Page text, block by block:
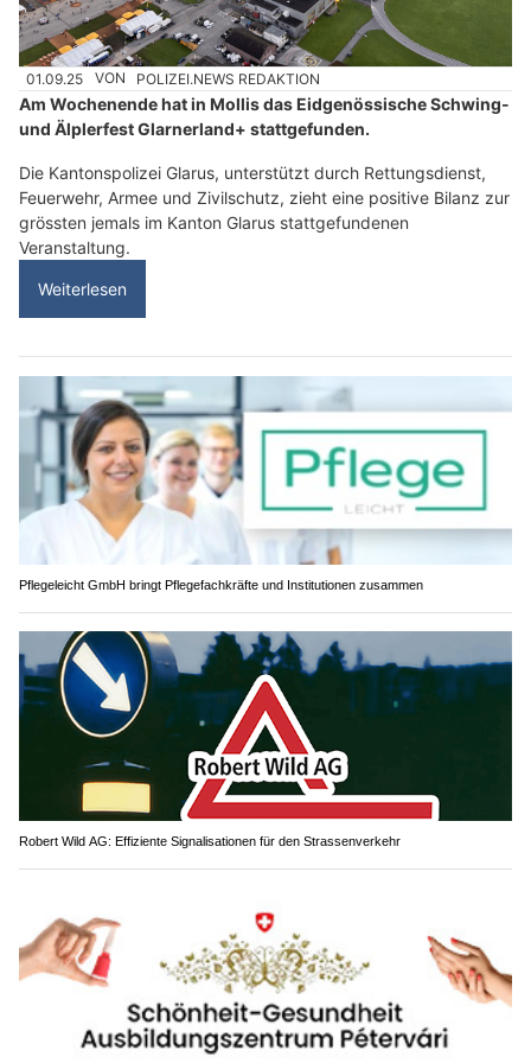
01.09.25 VON POLIZEI.NEWS REDAKTION
Am Wochenende hat in Mollis das Eidgenössische Schwing-
und Älplerfest Glarnerland+ stattgefunden.
Die Kantonspolizei Glarus, unterstützt durch Rettungsdienst,
Feuerwehr, Armee und Zivilschutz, zieht eine positive Bilanz zur
grössten jemals im Kanton Glarus stattgefundenen
Veranstaltung.
Weiterlesen
Pflegeleicht GmbH bringt Pflegefachkräfte und Institutionen zusammen
Robert Wild AG: Effiziente Signalisationen für den Strassenverkehr